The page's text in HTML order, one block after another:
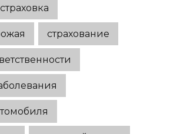
страхование